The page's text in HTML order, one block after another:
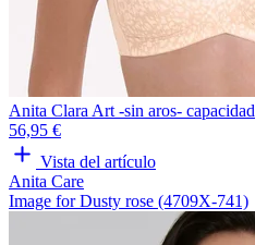
Anita Clara Art -sin aros- capacidad
56,95 €
Vista del artículo
Anita Care
Image for Dusty rose (4709X-741)